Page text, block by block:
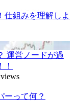
仕組みを理解しよ
運営ノードが過
ーって何？